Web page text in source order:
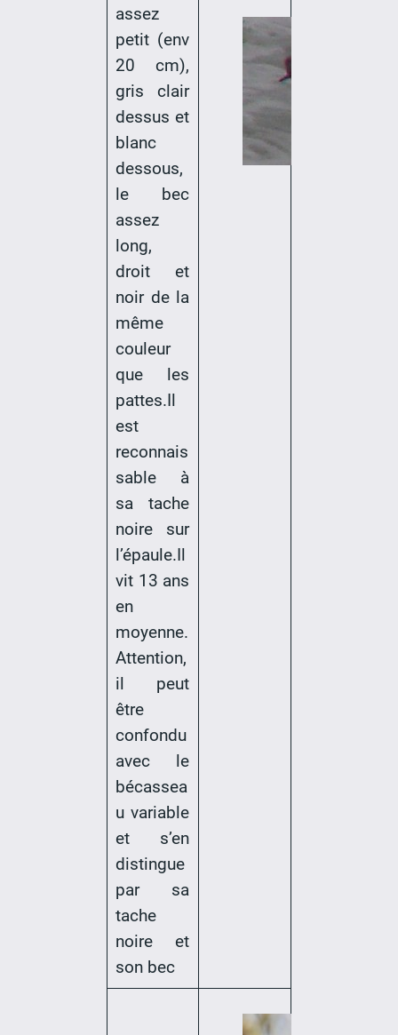
assez
petit (env
20 cm),
gris clair
dessus et
blanc
dessous,
le bec
assez
long,
droit et
noir de la
même
couleur
que les
pattes.Il
est
reconnais
sable à
sa tache
noire sur
l’épaule.Il
vit 13 ans
en
moyenne.
Attention,
il peut
être
confondu
avec le
bécassea
u variable
et s’en
distingue
par sa
tache
noire et
son bec